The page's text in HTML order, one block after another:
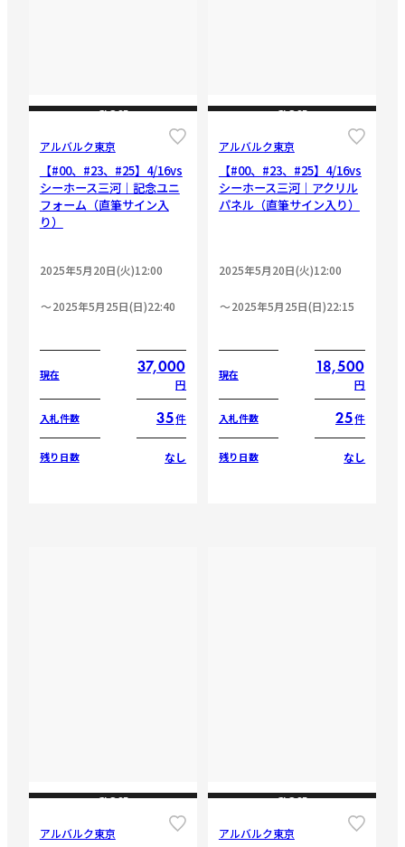
CLOSE
アルバルク東京
【#00、#23、#25】4/16vs
シーホース三河｜記念ユニ
フォーム（直筆サイン入
り）
2025年5月20日(火)12:00
2025年5月25日(日)22:40
現在 37,000
円
入札件数 35件
残り日数 なし
CLOSE
アルバルク東京
【#00、#23、#25】4/16vs
シーホース三河｜アクリル
パネル（直筆サイン入り）
2025年5月20日(火)12:00
2025年5月25日(日)22:15
現在 18,500
円
入札件数 25件
残り日数 なし
CLOSE
アルバルク東京
CLOSE
アルバルク東京